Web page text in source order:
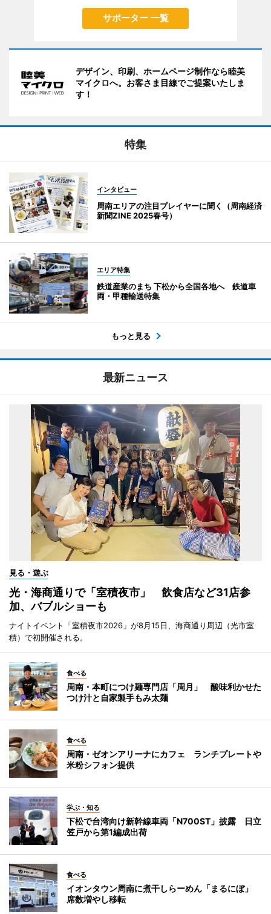
サポーター 一覧
デザイン、印刷、ホームページ制作なら睦美
マイクロへ。お客さま目線でご提案いたしま
す！
特集
インタビュー
周南エリアの注目プレイヤーに聞く（周南経済
新聞ZINE 2025春号）
エリア特集
鉄道産業のまち 下松から全国各地へ 鉄道車
両・甲種輸送特集
もっと見る
最新ニュース
見る・遊ぶ
光・海商通りで「室積夜市」 飲食店など31店参
加、バブルショーも
ナイトイベント「室積夜市2026」が8月15日、海商通り周辺（光市室
積）で初開催される。
食べる
周南・本町につけ麺専門店「周月」 酸味利かせた
つけ汁と自家製手もみ太麺
食べる
周南・ゼオンアリーナにカフェ ランチプレートや
米粉シフォン提供
学ぶ・知る
下松で台湾向け新幹線車両「N700ST」披露 日立
笠戸から第1編成出荷
食べる
イオンタウン周南に煮干しらーめん「まるにぼ」
席数増やし移転